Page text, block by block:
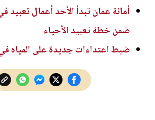
أمانة عمان تبدأ الأحد أعمال تعبيد
ضمن خطة تعبيد الأحياء
ضبط اعتداءات جديدة على المياه